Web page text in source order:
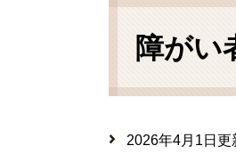
本
障がい
2026年4月1日更